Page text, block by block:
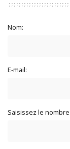
Nom:
E-mail:
Saisissez le nombre